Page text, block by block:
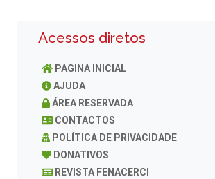
Acessos diretos
PAGINA INICIAL
AJUDA
ÁREA RESERVADA
CONTACTOS
POLÍTICA DE PRIVACIDADE
DONATIVOS
REVISTA FENACERCI